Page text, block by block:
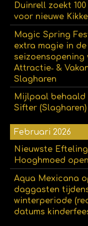
Duinrell zoekt
voor nieuwe
Magic Spring
extra magie in de
seizoensopening
Attractie‑ &
Slagharen
Mijlpaal behaald
Sifter (Slagharen)
Februari 2026
Nieuwste
Hooghmoed
Aqua Mexicana
daggasten
winterperiode
datums